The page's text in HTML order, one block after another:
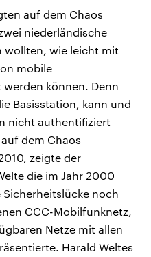
auf dem Chaos
niederländische
wollten, wie leicht mit
mobile
können. Denn
Basisstation, kann und
nicht authentifiziert
dem Chaos
zeigte der
die im Jahr 2000
noch
CCC-Mobilfunknetz,
Netze mit allen
Harald Weltes